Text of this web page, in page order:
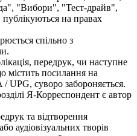
"Вибори", "Тест-драйв",
на правах
спільно з
передрук, чи наступне
містить посилання на
UPG, суворо забороняється.
Я-Корреспондент є автор
та відтворення
аудіовізуальних творів